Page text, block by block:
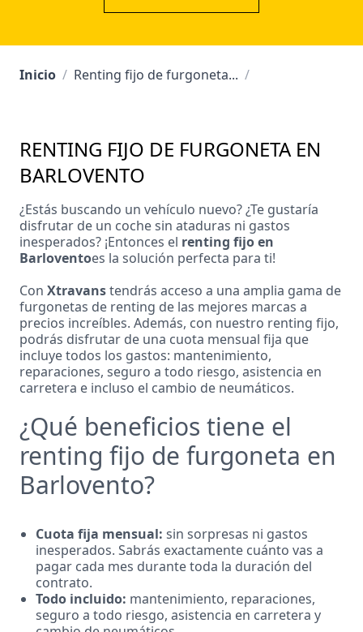
Inicio / Renting fijo de furgoneta... /
RENTING FIJO DE FURGONETA EN
BARLOVENTO
¿Estás buscando un vehículo nuevo? ¿Te gustaría
disfrutar de un coche sin ataduras ni gastos
inesperados? ¡Entonces el renting fijo en
Barloventoes la solución perfecta para ti!
Con Xtravanstendrás acceso a una amplia gama de
furgonetas de renting de las mejores marcas a
precios increíbles. Además, con nuestro renting fijo,
podrás disfrutar de una cuota mensual fija que
incluye todos los gastos: mantenimiento,
reparaciones, seguro a todo riesgo, asistencia en
carretera e incluso el cambio de neumáticos.
¿Qué beneficios tiene el
renting fijo de furgoneta en
Barlovento?
Cuota fija mensual: sin sorpresas ni gastos
inesperados. Sabrás exactamente cuánto vas a
pagar cada mes durante toda la duración del
contrato.
Todo incluido: mantenimiento, reparaciones,
seguro a todo riesgo, asistencia en carretera y